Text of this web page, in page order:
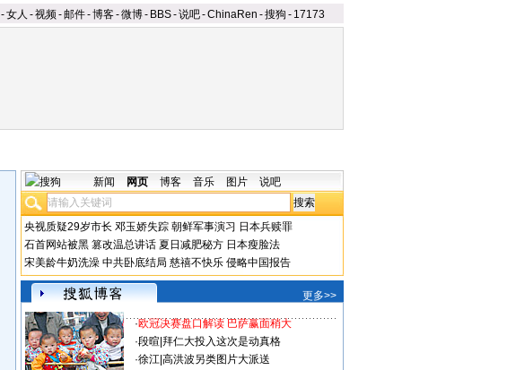
-女人 -视频-邮件-博客-微博- BBS-说吧-ChinaRen -搜狗 - 17173
新闻 网页 博客 音乐 图片 说吧
央视质疑29岁市长 邓玉娇失踪 朝鲜军事演习 日本兵赎罪
石首网站被黑 篡改温总讲话 夏日减肥秘方 日本瘦脸法
宋美龄牛奶洗澡 中共卧底结局 慈禧不快乐 侵略中国报告
更多>>
·欧冠决赛盘口解读 巴萨赢面稍大
·段暄 拜仁大投入这次是动真格
·徐江| 高洪波另类图片大派送